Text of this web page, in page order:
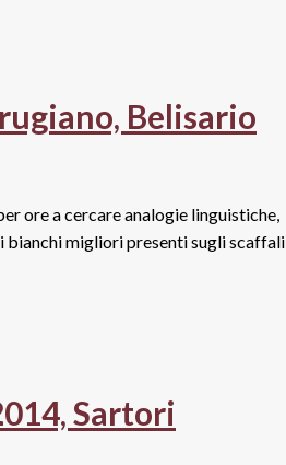
Belisario
ore a cercare analogie linguistiche,
bianchi migliori presenti sugli scaffali
Sartori